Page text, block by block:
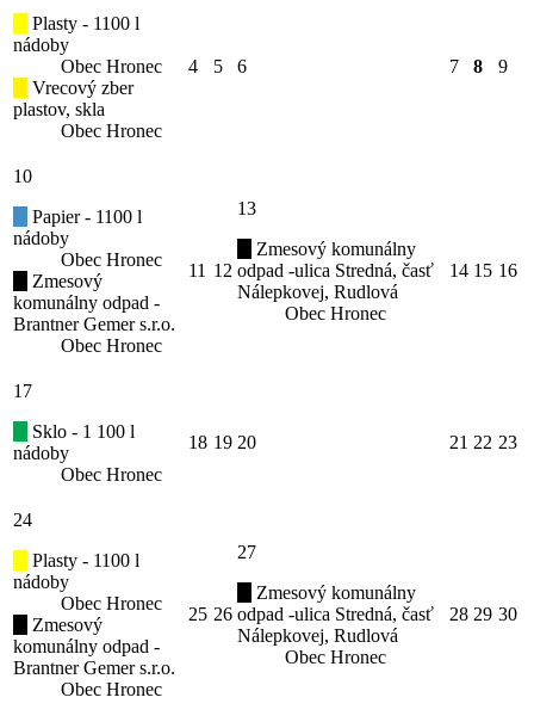
Plasty - 1100 l
nádoby
Obec Hronec
Vrecový zber
plastov, skla
Obec Hronec
4 5 6 7 8 9
10
Papier - 1100 l
nádoby
Obec Hronec
Zmesový
komunálny odpad -
Brantner Gemer s.r.o.
Obec Hronec
11 12
13
Zmesový komunálny
odpad -ulica Stredná, časť
Nálepkovej, Rudlová
Obec Hronec
14 15 16
17
Sklo - 1 100 l
nádoby
Obec Hronec
18 19 20 21 22 23
24
Plasty - 1100 l
nádoby
Obec Hronec
Zmesový
komunálny odpad -
Brantner Gemer s.r.o.
Obec Hronec
25 26
27
Zmesový komunálny
odpad -ulica Stredná, časť
Nálepkovej, Rudlová
Obec Hronec
28 29 30